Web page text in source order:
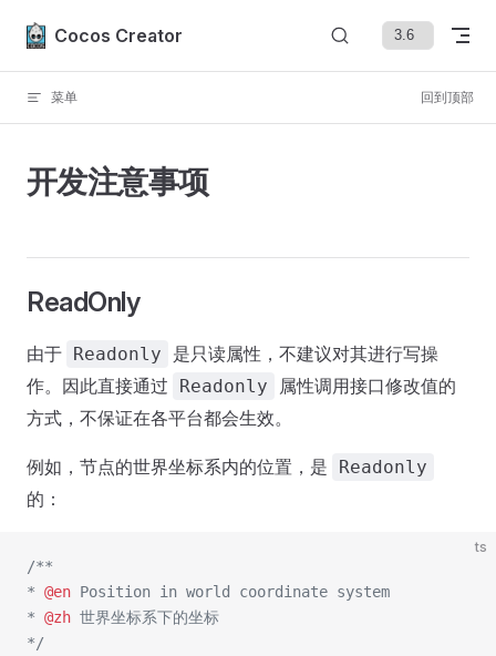
Skip to content
Cocos Creator
菜单 回到顶部
开发注意事项
ReadOnly
由于 Readonly
是只读属性，不建议对其进行写操
作。因此直接通过
Readonly
属性调用接口修改值的
方式，不保证在各平台都会生效。
例如，节点的世界坐标系内的位置，是 Readonly
的：
ts
/**
* @en Position in world coordinate system
* @zh 世界坐标系下的坐标
*/